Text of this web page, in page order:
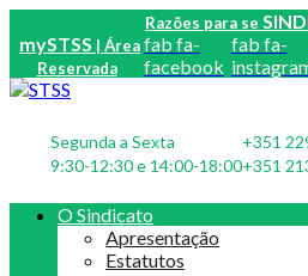
Razões para se
mySTSS | Área
Reservada
fab fa-
facebook
fab fa-
Segunda a Sexta
9:30-12:30 e 14:00-18:00
+351
+351
O Sindicato
Apresentação
Estatutos